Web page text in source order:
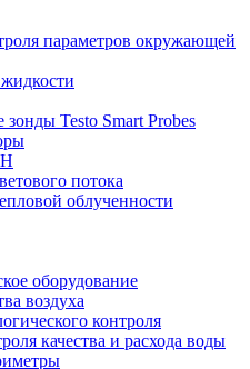
параметров окружающей
Testo Smart Probes
потока
облученности
оборудование
воздуха
контроля
качества и расхода воды